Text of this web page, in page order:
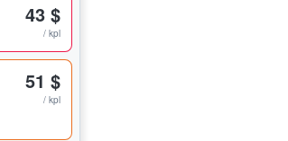
43 $
/ kpl
51 $
/ kpl